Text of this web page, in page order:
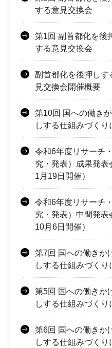
する意見交換会
第1回 副首都化を後
する意見交換会
副首都化を後押しす
見交換会開催概要
第10回 国への働き
しする仕組みづく
令和6年度リサーチ
究・発表）成果発
1月19日開催）
令和6年度リサーチ
究・発表）中間発
10月6日開催）
第7回 国への働きか
しする仕組みづく
第5回 国への働きか
しする仕組みづく
第6回 国への働きか
しする仕組みづく